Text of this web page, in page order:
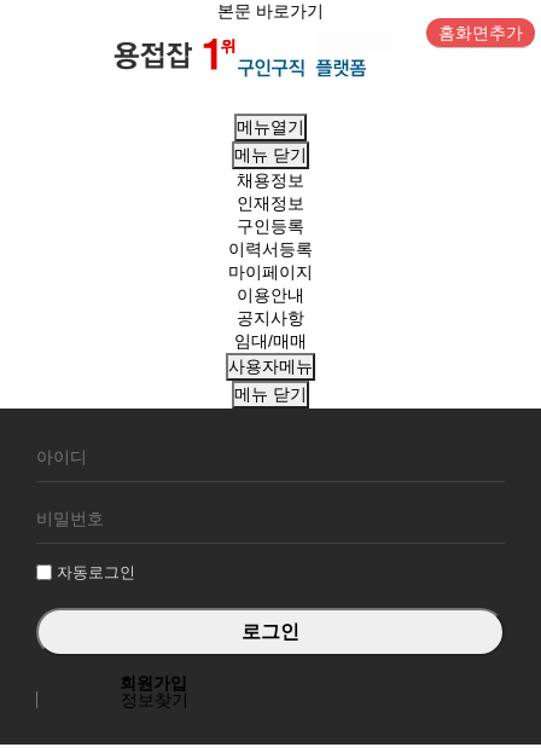
본문 바로가기
홈화면추가
메뉴열기
메뉴 닫기
채용정보
인재정보
구인등록
이력서등록
마이페이지
이용안내
공지사항
임대/매매
사용자메뉴
메뉴 닫기
원
그
자동로그인
회원가입
정보찾기